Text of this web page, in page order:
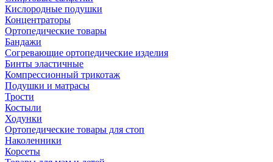
Кислородные подушки
Концентраторы
Ортопедические товары
Бандажи
Согревающие ортопедические изделия
Бинты эластичные
Компрессионный трикотаж
Подушки и матрасы
Трости
Костыли
Ходунки
Ортопедические товары для стоп
Наколенники
Корсеты